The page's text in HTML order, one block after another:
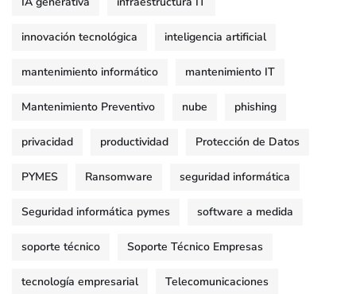
innovación tecnológica inteligencia artificial
mantenimiento informático mantenimiento IT
Mantenimiento Preventivo nube phishing
privacidad productividad Protección de Datos
PYMES Ransomware seguridad informática
Seguridad informática pymes software a medida
soporte técnico Soporte Técnico Empresas
tecnología empresarial Telecomunicaciones